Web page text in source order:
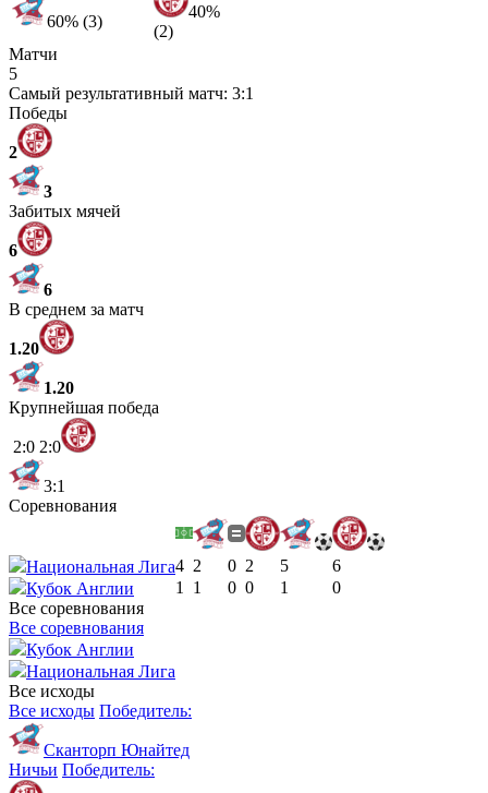
60% (3)
40%
(2)
Матчи
5
Самый результативный матч: 3:1
Победы
2
3
Забитых мячей
6
6
В среднем за матч
1.20
1.20
Крупнейшая победа
2:0 2:0
3:1
Соревнования
Национальная Лига4 2 0 2 5
6
Кубок Англии
1 1 0 0 1
0
Все соревнования
Все соревнования
Кубок Англии
Национальная Лига
Все исходы
Все исходы Победитель:
Сканторп Юнайтед
Ничьи Победитель: